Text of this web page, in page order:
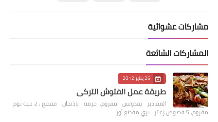
مشاركات عشوائية
المشاركات الشائعة
25 يناير 2012
طريقة عمل الفتوش التركي
المقادير بقدونس مفروم, حزمة باذنجان مقطع , 2 حبة ثوم
مفروم, 5 فصوص زعتر بري مقطع أور…